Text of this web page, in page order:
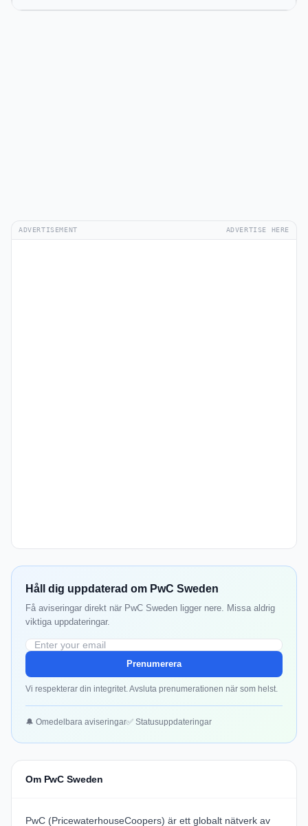
ADVERTISEMENT ADVERTISE HERE
Håll dig uppdaterad om PwC Sweden
Få aviseringar direkt när PwC Sweden ligger nere. Missa aldrig
viktiga uppdateringar.
Prenumerera
Vi respekterar din integritet. Avsluta prenumerationen när som helst.
🔔 Omedelbara aviseringar✅ Statusuppdateringar
Om PwC Sweden
PwC (PricewaterhouseCoopers) är ett globalt nätverk av